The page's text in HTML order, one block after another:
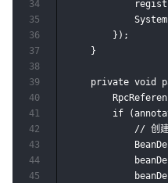
        });
    }
private void
if
// 创
34
35
36
37
38
39
40
41
42
43
44
45